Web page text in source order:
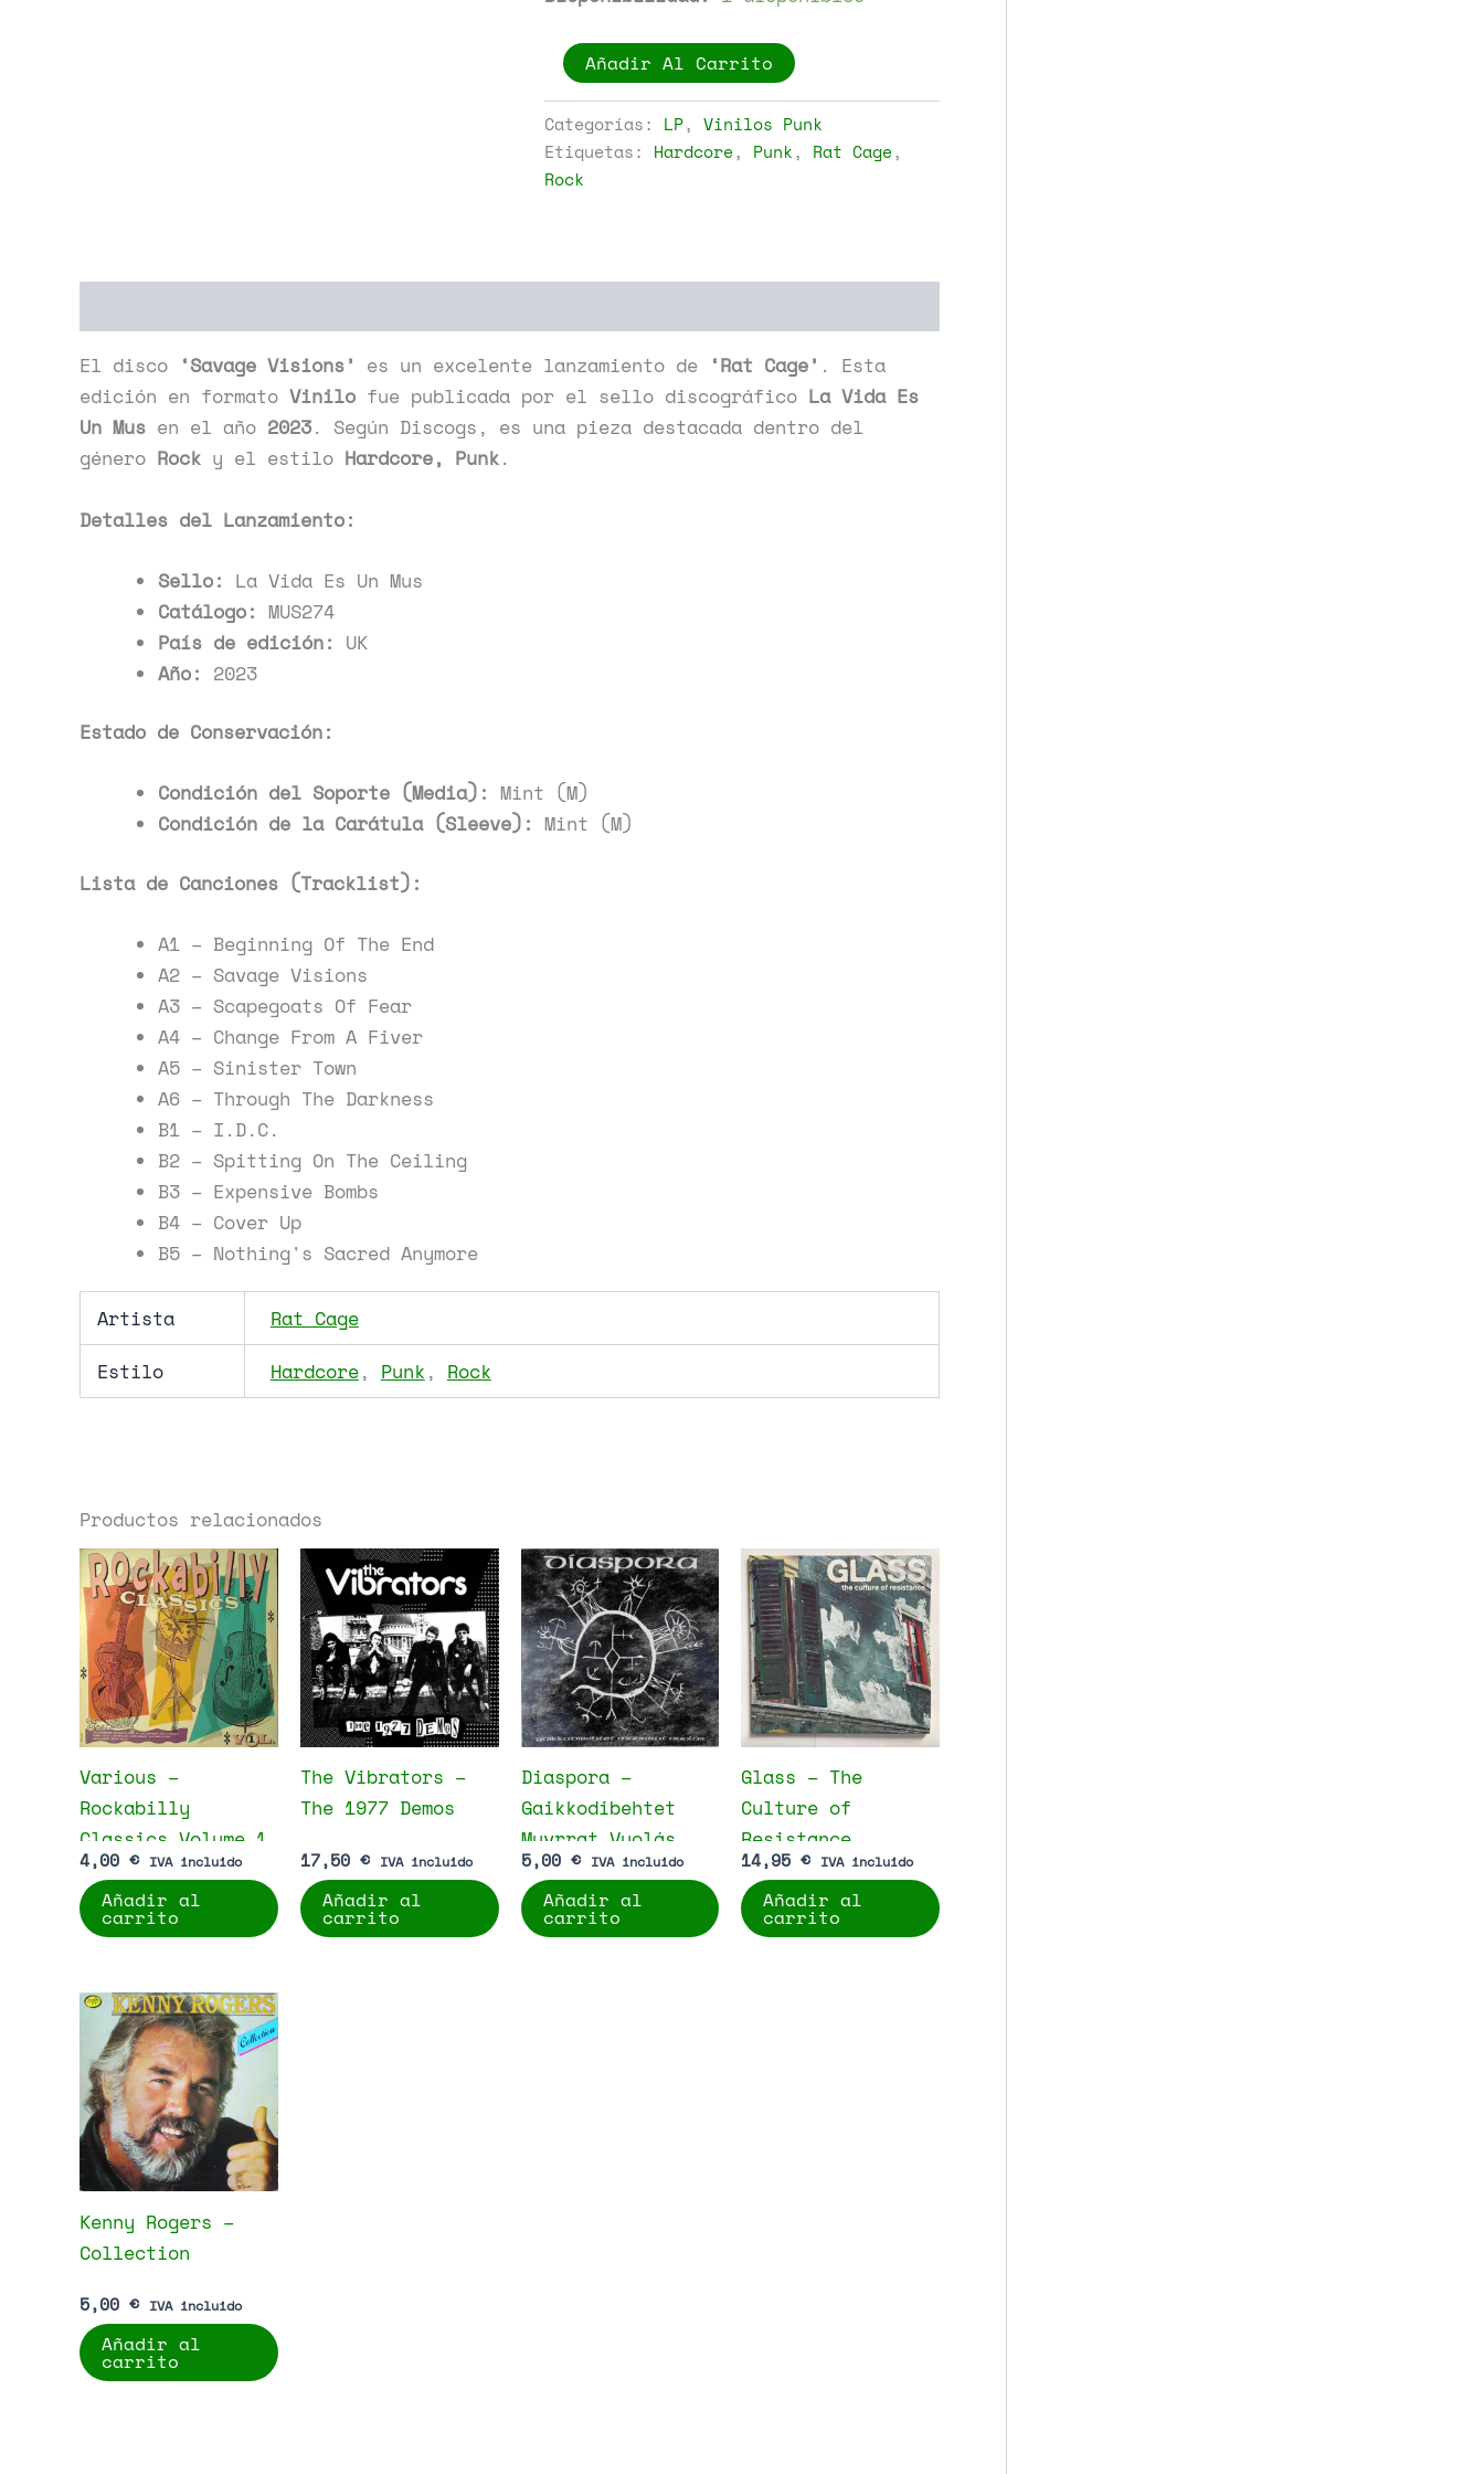
Rat
Cage
-
Savage
Visions
cantidad
Añadir Al Carrito
Categorías: LP, Vinilos Punk
Etiquetas: Hardcore, Punk, Rat Cage,
Rock
El disco ‘Savage Visions’ es un excelente lanzamiento de ‘Rat Cage’ . Esta
edición en formato Vinilo fue publicada por el sello discográfico La Vida Es
Un Mus en el año 2023. Según Discogs, es una pieza destacada dentro del
género Rock y el estilo Hardcore, Punk.
Detalles del Lanzamiento:
Sello: La Vida Es Un Mus
Catálogo: MUS274
País de edición: UK
Año: 2023
Estado de Conservación:
Condición del Soporte (Media): Mint (M)
Condición de la Carátula (Sleeve): Mint (M)
Lista de Canciones (Tracklist):
A1 – Beginning Of The End
A2 – Savage Visions
A3 – Scapegoats Of Fear
A4 – Change From A Fiver
A5 – Sinister Town
A6 – Through The Darkness
B1 – I.D.C.
B2 – Spitting On The Ceiling
B3 – Expensive Bombs
B4 – Cover Up
B5 – Nothing's Sacred Anymore
Artista
Rat Cage
Estilo
Hardcore, Punk , Rock
Productos relacionados
Various –
Rockabilly
Classics Volume 1
4,00 € IVA incluido
Añadir al
carrito
The Vibrators –
The 1977 Demos
17,50 € IVA incluido
Añadir al
carrito
Diaspora –
Gaikkodibehtet
Muvrrat Vuolás
5,00 € IVA incluido
Añadir al
carrito
Glass – The
Culture of
Resistance
14,95€ IVA incluido
Añadir al
carrito
Kenny Rogers –
Collection
5,00 € IVA incluido
Añadir al
carrito